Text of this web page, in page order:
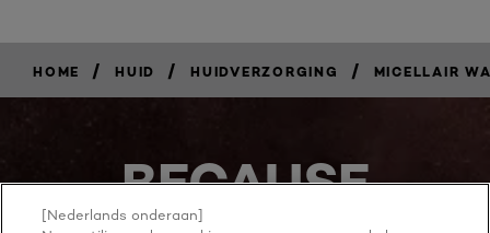
HOME / HUID / HUIDVERZORGING / MICELLAIR
BECAUSE
[Nederlands onderaan]